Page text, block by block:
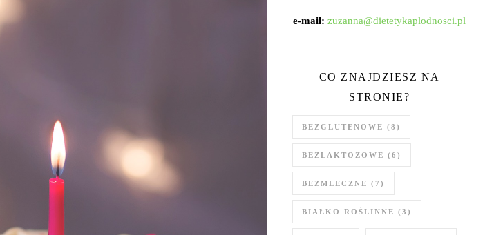
e-mail: zuzanna@dietetykaplodnosci.pl
CO ZNAJDZIESZ NA
STRONIE?
BEZGLUTENOWE (8)
BEZLAKTOZOWE (6)
BEZMLECZNE (7)
BIAŁKO ROŚLINNE (3)